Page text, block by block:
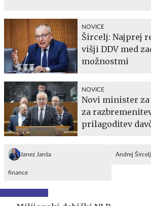
NOVICE
Šircelj: Najprej
višji DDV med
možnostmi
NOVICE
Novi minister
za
prilagoditev
Janez Janša Andrej Šircelj
finance